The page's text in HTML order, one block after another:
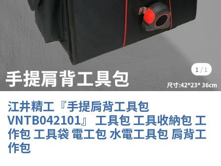
1 / 1
江井精工『手提肩背工具包
VNTB042101』 工具包 工具收納包 工
作包 工具袋 電工包 水電工具包 肩背工
作包